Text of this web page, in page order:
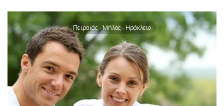
Πειραιάς - Μήλος - Ηράκλειο